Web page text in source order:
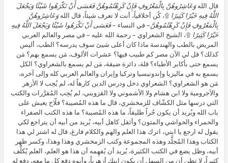
قال اللهوَعَاشِرُوهُنَّ بِالْمَعْرُوفِ فَإِنْ كَرِهْتُمُوهُنَّ فَعَسَى أَنْ تَكْرَهُوا شَيْئًا وَيَجْعَلَ
اللَّهُ فِيهِ خَيْرًا كَثِيرًا ۩، كُن أخلاقياً، أنت لا تعرف شيئاً، قال اللهوَعَاشِرُوهُنَّ
بِالْمَعْرُوفِ فَإِنْ كَرِهْتُمُوهُنَّ– في النساء –فَعَسَى أَنْ تَكْرَهُوا شَيْئًا وَيَجْعَلَ اللَّهُ فِيهِ
خَيْرًا كَثِيرًا ۩، الشيخ الشعراوي – رحمة الله عليه – في مصر والعالم العربي
المريض بالطب والهندسة ماذا كان أعلى شيئ سوف يدرسه؟ الطب، أليس
كذلك؟ قل لي الآن مصر كم طبيب فيها؟ عشرات الألوف، مَن يسمع بهم؟ مَن
يسمع حتى بأكابر الأطباء؟ قلة، دائرة ضيقة، مَن لم يسمع بالشعراوي؟ الكل
يسمع به في ماليزيا وإندونيسيا وتركيا وإيران والعالم العربي كله وإلى آخره،
مَن هو الشعراوي؟ الشعراوي دخل ودرس الدين كارهاً له، لم يُحِب لا الأزهر
والآجرومية ولا ابن هشام ولا الأشموني ولا القزويني، لم يُحِب المُقرَّرات والكتب
التي درسها مثل الكشّاف للزمخشري، قال ما هذه المُصيبة؟ فلّاح يعيش على
باب الله ويُريد أن يكون حُراً طليقاً، ما هذه المُصيبة؟ ما هذه الكتب الصفراء
والحمراء والحواشي والمتون؟ وأثقل كاهل أبيه، يُريد من أبيه أن يتراجع لكي
يقول له ارجع يا ابني، اترك هذا العلم والهم والكلام فارغ، قال له اشتر لي هذا
الكتاب وهذا المُجلَّد وهذه المجموعة وكتب الزمخشري وهذا وهذا، وكسر ظهر
أبيه، وظل يضع في الكتب الكثيرة، يُريد أن يُفهِمه أن هذا هو العلم، العلم يُكلِّف
كثيراً، لا تظن أن من السهل أن يكون ابنك أزهرياً، وأبوه دفع كل ما معه، دفع له